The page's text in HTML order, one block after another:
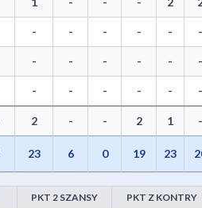
- - - - - -
- - - - - -
- - - - - -
2 - - 2 1 -
23 6 0 19 23
PKT 2 SZANSY PKT Z KONTRY